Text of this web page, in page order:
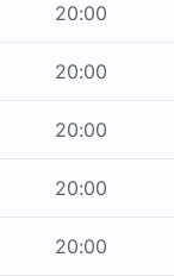
20:00
20:00
20:00
20:00
20:00